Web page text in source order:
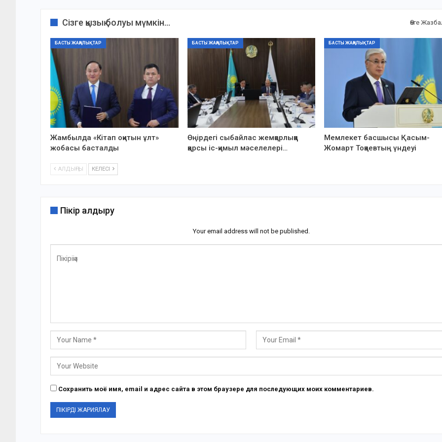
Сізге қызық болуы мүмкін... Өзге
БАСТЫ ЖАҢАЛЫҚТАР
Жамбылда «Кітап оқитын ұлт»
жобасы басталды
БАСТЫ ЖАҢАЛЫҚТАР
Өңірдегі сыбайлас жемқорлыққа
қарсы іс-қимыл мәселелері…
БАСТЫ ЖАҢАЛЫҚТАР
Мемлекет басшысы Қасым-
Жомарт Тоқаевтың үндеуі
АЛДЫҢҒЫ КЕЛЕСІ
Пікір қалдыру
Your email address will not be published.
Сохранить моё имя, email и адрес сайта в этом браузере для последующих моих комментариев.